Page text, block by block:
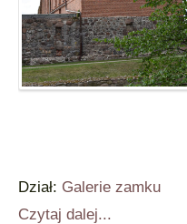
Dział: Galerie zamku
Czytaj dalej...